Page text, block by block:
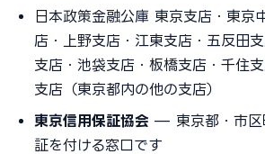
日本政策金融公庫 東京支店・東京
店・上野支店・江東支店・五反田
支店・池袋支店・板橋支店・千住
支店（東京都内の他の支店）
東京信用保証協会 — 東京都・市区
証を付ける窓口です